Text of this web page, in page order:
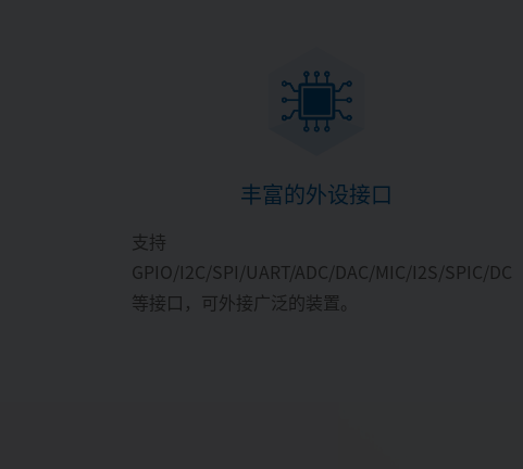
丰富的外设接口
支持
GPIO/I2C/SPI/UART/ADC/DAC/MIC/I2S/SPIC/DC
等接口，可外接广泛的装置。